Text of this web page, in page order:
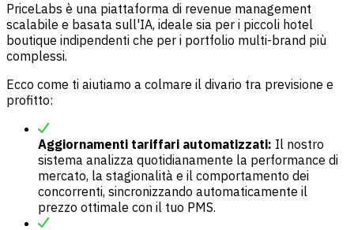
PriceLabs è una piattaforma di revenue management
scalabile e basata sull'IA, ideale sia per i piccoli hotel
boutique indipendenti che per i portfolio multi-brand più
complessi.
Ecco come ti aiutiamo a colmare il divario tra previsione e
profitto:
Aggiornamenti tariffari automatizzati: Il nostro
sistema analizza quotidianamente la performance di
mercato, la stagionalità e il comportamento dei
concorrenti, sincronizzando automaticamente il
prezzo ottimale con il tuo PMS.